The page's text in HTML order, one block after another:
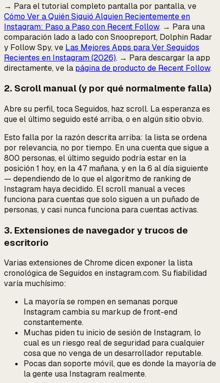
→ Para el tutorial completo pantalla por pantalla, ve
Cómo Ver a Quién Siguió Alguien Recientemente en
Instagram: Paso a Paso con Recent Follow. → Para una
comparación lado a lado con Snoopreport, Dolphin Radar
y Follow Spy, ve Las Mejores Apps para Ver Seguidos
Recientes en Instagram (2026). → Para descargar la app
directamente, ve la página de producto de Recent Follow.
2. Scroll manual (y por qué normalmente falla)
Abre su perfil, toca Seguidos, haz scroll. La esperanza es
que el último seguido esté arriba, o en algún sitio obvio.
Esto falla por la razón descrita arriba: la lista se ordena
por relevancia, no por tiempo. En una cuenta que sigue a
800 personas, el último seguido podría estar en la
posición 1 hoy, en la 47 mañana, y en la 6 al día siguiente
— dependiendo de lo que el algoritmo de ranking de
Instagram haya decidido. El scroll manual a veces
funciona para cuentas que solo siguen a un puñado de
personas, y casi nunca funciona para cuentas activas.
3. Extensiones de navegador y trucos de
escritorio
Varias extensiones de Chrome dicen exponer la lista
cronológica de Seguidos en instagram.com. Su fiabilidad
varía muchísimo:
La mayoría se rompen en semanas porque
Instagram cambia su markup de front-end
constantemente.
Muchas piden tu inicio de sesión de Instagram, lo
cual es un riesgo real de seguridad para cualquier
cosa que no venga de un desarrollador reputable.
Pocas dan soporte móvil, que es donde la mayoría de
la gente usa Instagram realmente.